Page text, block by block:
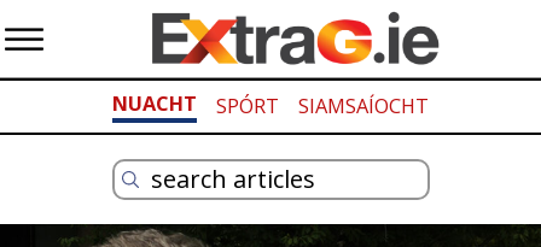
NUACHT SPÓRT SIAMSAÍOCHT